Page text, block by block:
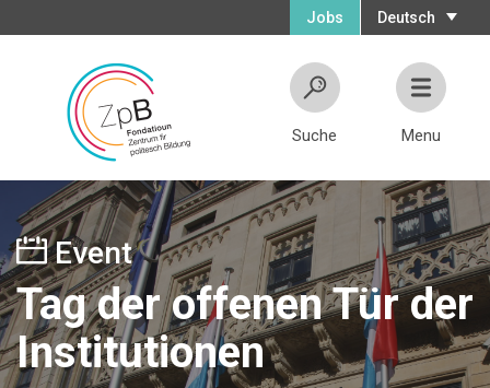
Deutsch
Jobs
Suche Menu
Event
Tag der offenen Tür der
Institutionen